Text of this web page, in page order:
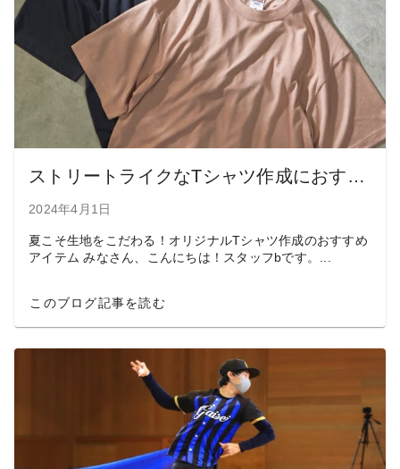
ストリートライクなTシャツ作成におすすめ！真夏の速乾Tシャツ
2024年4月1日
夏こそ生地をこだわる！オリジナルTシャツ作成のおすすめ
アイテム みなさん、こんにちは！スタッフbです。...
このブログ記事を読む